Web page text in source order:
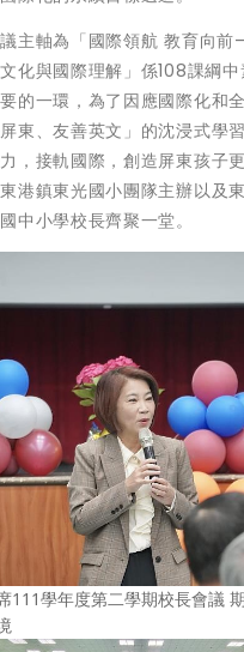
主軸為「國際領航 教育向前
化與國際理解」係108課綱
的一環，為了因應國際化和
東、友善英文」的沈浸式學
，接軌國際，創造屏東孩子
港鎮東光國小團隊主辦以及
中小學校長齊聚一堂。
111學年度第二學期校長會議